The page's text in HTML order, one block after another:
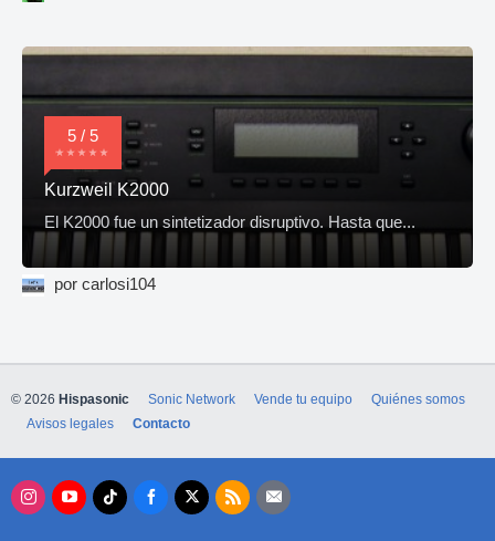
5 / 5
Kurzweil K2000
El K2000 fue un sintetizador disruptivo. Hasta que...
por carlosi104
© 2026 Hispasonic Sonic Network Vende tu equipo
Quiénes somos
Avisos legales
Contacto